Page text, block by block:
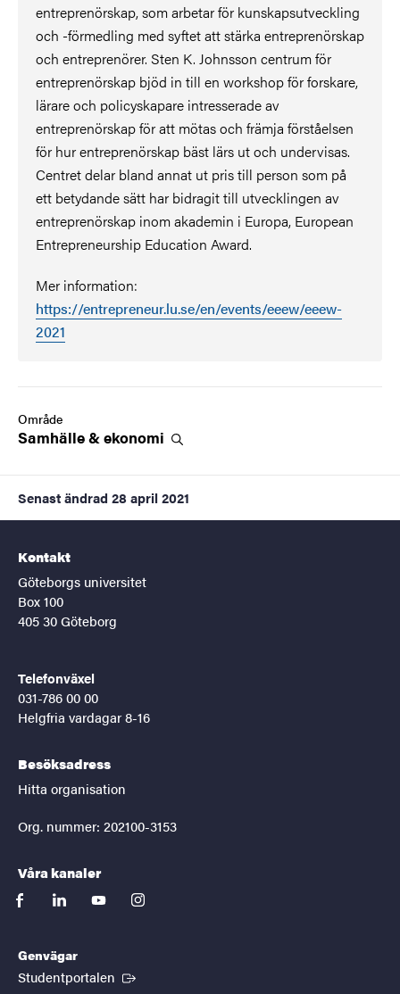
entreprenörskap, som arbetar för kunskapsutveckling
och -förmedling med syftet att stärka entreprenörskap
och entreprenörer. Sten K. Johnsson centrum för
entreprenörskap bjöd in till en workshop för forskare,
lärare och policyskapare intresserade av
entreprenörskap för att mötas och främja förståelsen
för hur entreprenörskap bäst lärs ut och undervisas.
Centret delar bland annat ut pris till person som på
ett betydande sätt har bidragit till utvecklingen av
entreprenörskap inom akademin i Europa, European
Entrepreneurship Education Award.
Mer information:
https://entrepreneur.lu.se/en/events/eeew/eeew-
2021
Område
Samhälle &ekonomi
Senast ändrad 28 april 2021
Kontakt
Göteborgs universitet
Box 100
405 30 Göteborg
Telefonväxel
031-786 00 00
Helgfria vardagar 8-16
Besöksadress
Hitta organisation
Org. nummer: 202100-3153
Våra kanaler
facebooklinkedinyoutubeinstagram
Genvägar
Studentportalen (Extern länk)